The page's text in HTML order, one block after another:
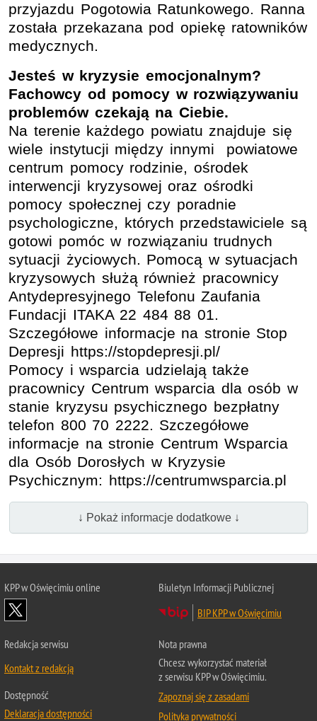
przyjazdu Pogotowia Ratunkowego. Ranna
została przekazana pod opiekę ratowników
medycznych.
Jesteś w kryzysie emocjonalnym?
Fachowcy od pomocy w rozwiązywaniu
problemów czekają na Ciebie.
Na terenie każdego powiatu znajduje się
wiele instytucji między innymi powiatowe
centrum pomocy rodzinie, ośrodek
interwencji kryzysowej oraz ośrodki
pomocy społecznej czy poradnie
psychologiczne, których przedstawiciele są
gotowi pomóc w rozwiązaniu trudnych
sytuacji życiowych. Pomocą w sytuacjach
kryzysowych służą również pracownicy
Antydepresyjnego Telefonu Zaufania
Fundacji ITAKA 22 484 88 01.
Szczegółowe informacje na stronie Stop
Depresji https://stopdepresji.pl/
Pomocy i wsparcia udzielają także
pracownicy Centrum wsparcia dla osób w
stanie kryzysu psychicznego bezpłatny
telefon 800 70 2222. Szczegółowe
informacje na stronie Centrum Wsparcia
dla Osób Dorosłych w Kryzysie
Psychicznym: https://centrumwsparcia.pl
↓ Pokaż informacje dodatkowe ↓
KPP w Oświęcimiu online
Biuletyn Informacji Publicznej
BIP KPP w Oświęcimiu
Redakcja serwisu
Kontakt z redakcją
Dostępność
Deklaracja dostępności
Nota prawna
Chcesz wykorzystać materiał
z serwisu KPP w Oświęcimiu.
Zapoznaj się z zasadami
Polityka prywatności